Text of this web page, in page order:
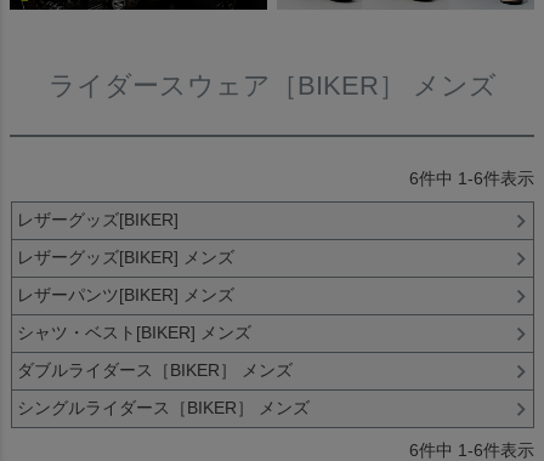
ライダースウェア［BIKER］ メンズ
6件中 1-6件表示
レザーグッズ[BIKER]
レザーグッズ[BIKER] メンズ
レザーパンツ[BIKER] メンズ
シャツ・ベスト[BIKER] メンズ
ダブルライダース［BIKER］ メンズ
シングルライダース［BIKER］ メンズ
6件中 1-6件表示